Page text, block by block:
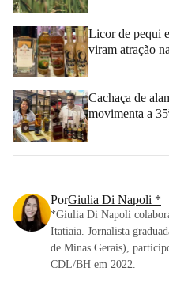
Licor de pequi
viram atração
Cachaça de
movimenta a
PorGiulia Di Napoli *
*Giulia Di Napoli
Itatiaia. Jornalista
de Minas Gerais),
CDL/BH em 2022.